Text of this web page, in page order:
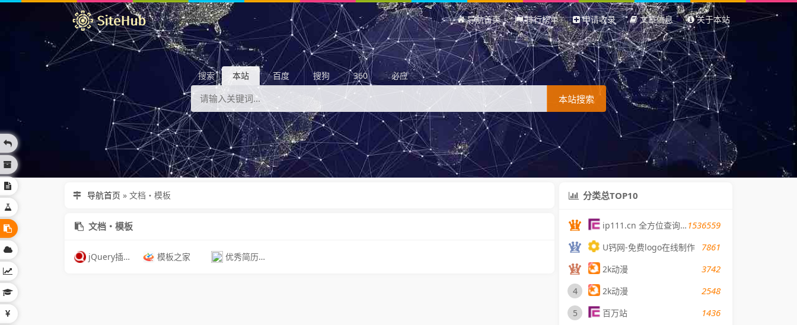
导航首页 排行榜单 申请收录 文章信息 关于本站
搜索 本站 百度 搜狗 360 必应
本站搜索
导航首页 » 文档・模板
文档・模板
jQuery插件库 模板之家 优秀简历模板免费下载
分类总TOP10
ip111.cn 全方位查询您的IP地址 1536559
U钙网-免费logo在线制作 7861
2k动漫 3742
4 2k动漫 2548
5 百万站 1436